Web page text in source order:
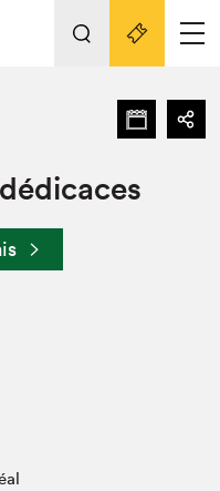
Nos activités